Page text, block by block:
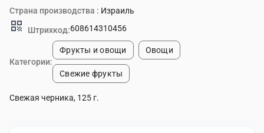
Страна производства : Израиль
qr_code Штрихкод:608614310456
Категории:
Фрукты и овощи Овощи
Свежие фрукты
Свежая черника, 125 г.